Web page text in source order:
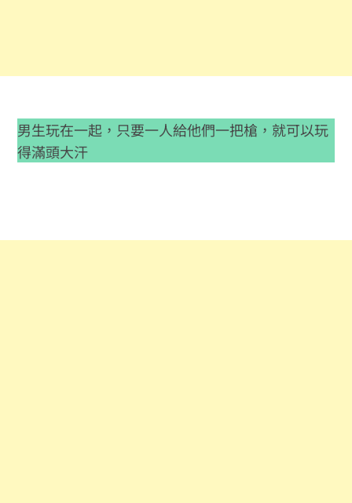
男生玩在一起，只要一人給他們一把槍，就可以玩
得滿頭大汗